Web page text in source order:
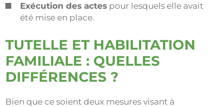
Exécution des actes pour lesquels elle avait
été mise en place.
TUTELLE ET HABILITATION
FAMILIALE : QUELLES
DIFFÉRENCES ?
Bien que ce soient deux mesures visant à